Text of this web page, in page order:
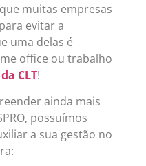
muitas empresas
evitar a
uma delas é
office ou trabalho
CLT!
ainda mais
possuímos
a sua gestão no